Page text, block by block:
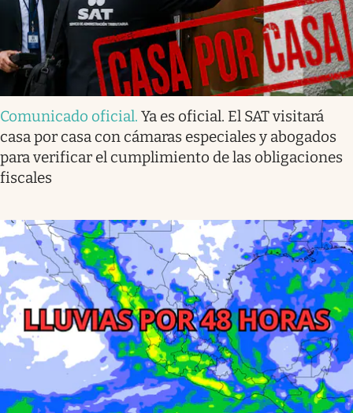
Comunicado oficial. Ya es oficial. El SAT visitará
casa por casa con cámaras especiales y abogados
para verificar el cumplimiento de las obligaciones
fiscales